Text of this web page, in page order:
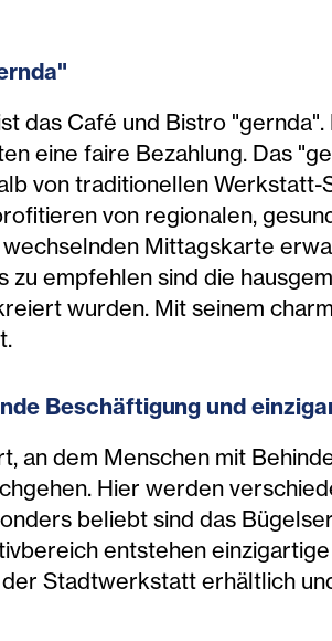
das Café und Bistro
eine faire Bezahlung. Das
von traditionellen
von regionalen,
Mittagskarte
empfehlen sind die
wurden. Mit seinem
Beschäftigung und
an dem Menschen mit
Hier werden
beliebt sind das
entstehen
Stadtwerkstatt erhältlich